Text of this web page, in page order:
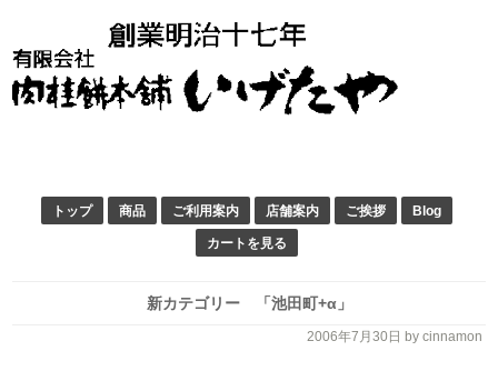
トップ 商品 ご利用案内 店舗案内 ご挨拶 Blog
カートを見る
新カテゴリー 「池田町+α」
2006年7月30日 by cinnamon